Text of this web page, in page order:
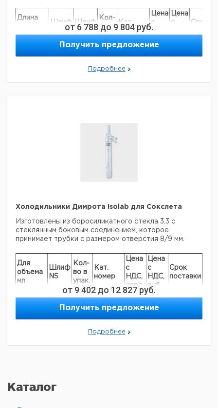
Каталог
Длина
мм
Шлиф
Шлиф
NS
Кол-
во в
упак.
Кат.
номер
Цена
с
НДС,
евро
Цена
с
руб
Срок
14/23 1
9012509
от 6 788 до 9 804 руб.
Получить предложение
Подробнее
Холодильники Димрота Isolab для Сокслета
Изготовлены из боросиликатного стекла 3.3 с
стеклянным боковым соединением, которое
принимает трубки с размером отверстия 8/9 мм.
Для
объема
мл
Шлиф
NS
Кол-
во в
упак.
Кат.
номер
Цена
с
НДС,
евро
Цена
с
НДС,
руб
Срок
поставки
30 29/32 1
9012538
34/35 1
9012539
100/250 45/40 1 6254108
от 9 402 до 12 827 руб.
Получить предложение
Подробнее